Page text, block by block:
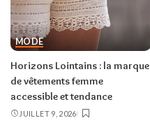
MODE
Horizons Lointains : la marque
de vêtements femme
accessible et tendance
JUILLET 9, 2026